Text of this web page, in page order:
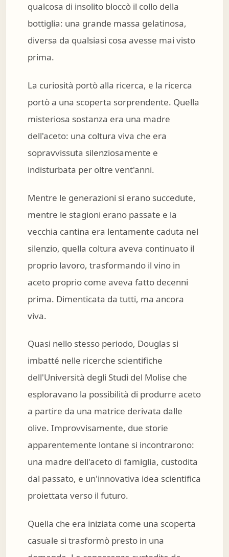
qualcosa di insolito bloccò il collo della
bottiglia: una grande massa gelatinosa,
diversa da qualsiasi cosa avesse mai visto
prima.
La curiosità portò alla ricerca, e la ricerca
portò a una scoperta sorprendente. Quella
misteriosa sostanza era una madre
dell'aceto: una coltura viva che era
sopravvissuta silenziosamente e
indisturbata per oltre vent'anni.
Mentre le generazioni si erano succedute,
mentre le stagioni erano passate e la
vecchia cantina era lentamente caduta nel
silenzio, quella coltura aveva continuato il
proprio lavoro, trasformando il vino in
aceto proprio come aveva fatto decenni
prima. Dimenticata da tutti, ma ancora
viva.
Quasi nello stesso periodo, Douglas si
imbatté nelle ricerche scientifiche
dell'Università degli Studi del Molise che
esploravano la possibilità di produrre aceto
a partire da una matrice derivata dalle
olive. Improvvisamente, due storie
apparentemente lontane si incontrarono:
una madre dell'aceto di famiglia, custodita
dal passato, e un'innovativa idea scientifica
proiettata verso il futuro.
Quella che era iniziata come una scoperta
casuale si trasformò presto in una